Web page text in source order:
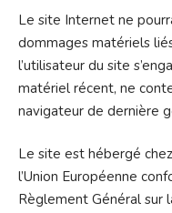
Le site Internet ne
dommages matériels
l’utilisateur du site
matériel récent, ne
navigateur de dernière
Le site est hébergé
l’Union Européenne
Règlement Général sur